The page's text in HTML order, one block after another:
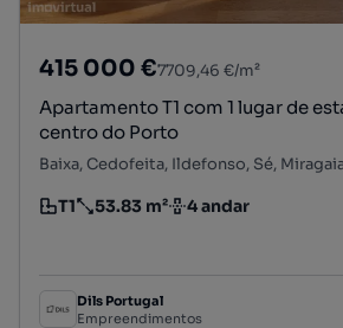
415 000 €7709,46 €/m²
Apartamento T1 com 1 lugar de
centro do Porto
Tipologia
T1
Preço por metro quadrado
53.83 m²
Andar 4 andar
Dils Portugal
Empreendimentos